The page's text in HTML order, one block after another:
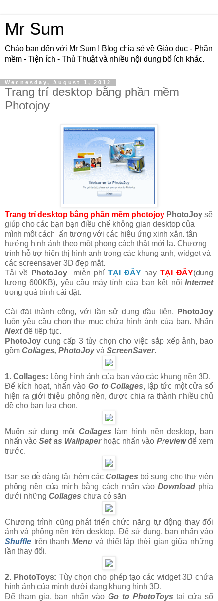
Mr Sum
Chào bạn đến với Mr Sum ! Blog chia sẻ về Giáo dục - Phần
mềm - Tiện ích - Thủ Thuật và nhiều nội dung bổ ích khác.
Wednesday, August 1, 2012
Trang trí desktop bằng phần mềm
Photojoy
Trang trí desktop bằng phần mềm photojoy PhotoJoy sẽ
giúp cho các bạn bạn điều chế không gian desktop của
mình một cách ấn tượng với các hiệu ứng xinh xắn, tận
hưởng hình ảnh theo một phong cách thật mới lạ. Chương
trình hỗ trợ hiển thị hình ảnh trong các khung ảnh, widget và
các screensaver 3D đẹp mắt.
Tải về PhotoJoymiễn phí TẠI ĐÂYhayTẠI ĐÂY(dung
lượng 600KB), yêu cầu máy tính của bạn kết nối Internet
trong quá trình cài đặt.
Cài đặt thành công, với lần sử dụng đầu tiên,
PhotoJoy
luôn yêu cầu chọn thư mục chứa hình ảnh của bạn. Nhấn
Nextđể tiếp tục.
PhotoJoy cung cấp 3 tùy chọn cho việc sắp xếp ảnh, bao
gồm Collages, PhotoJoyvà ScreenSaver.
1. Collages: Lồng hình ảnh của bạn vào các khung nền 3D.
Để kích hoạt, nhấn vào Go to Collages, lập tức một cửa sổ
hiện ra giới thiệu phông nền, được chia ra thành nhiều chủ
đề cho bạn lựa chọn.
Muốn sử dụng một Collages làm hình nền desktop, bạn
nhấn vàoSet as Wallpaperhoặc nhấn vào Previewđể xem
trước.
Bạn sẽ dễ dàng tải thêm các Collages bổ sung cho thư viện
phông nền của mình bằng cách nhấn vào Downloadphía
dưới những Collages chưa có sẵn.
Chương trình cũng phát triển chức năng tự động thay đổi
ảnh và phông nền trên desktop. Để sử dụng, bạn nhấn vào
Shuffle trên thanhMenu và thiết lập thời gian giữa những
lần thay đổi.
2. PhotoToys: Tùy chọn cho phép tạo các widget 3D chứa
hình ảnh của mình dưới dạng khung hình 3D.
Để tham gia, bạn nhấn vào Go to PhotoToys tại cửa sổ